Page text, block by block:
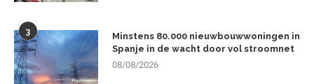
3
Minstens 80.000 nieuwbouwwoningen in
Spanje in de wacht door vol stroomnet
08/08/2026